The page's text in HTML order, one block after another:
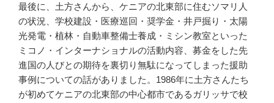
最後に、土方さんから、ケニアの北東部に住むソマリ人
の状況、学校建設・医療巡回・奨学金・井戸掘り・太陽
光発電・植林・自動車整備士養成・ミシン教室といった
ミコノ・インターナショナルの活動内容、募金をした先
進国の人びとの期待を裏切り無駄になってしまった援助
事例についての話がありました。1986年に土方さんたち
が初めてケニアの北東部の中心都市であるガリッサで校